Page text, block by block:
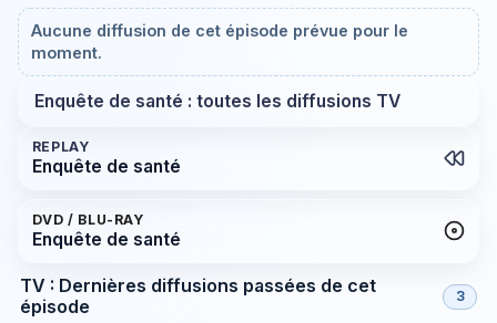
Aucune diffusion de cet épisode prévue pour le
moment.
Enquête de santé : toutes les diffusions TV
REPLAY
Enquête de santé
DVD / BLU-RAY
Enquête de santé
TV : Dernières diffusions passées de cet
épisode
3